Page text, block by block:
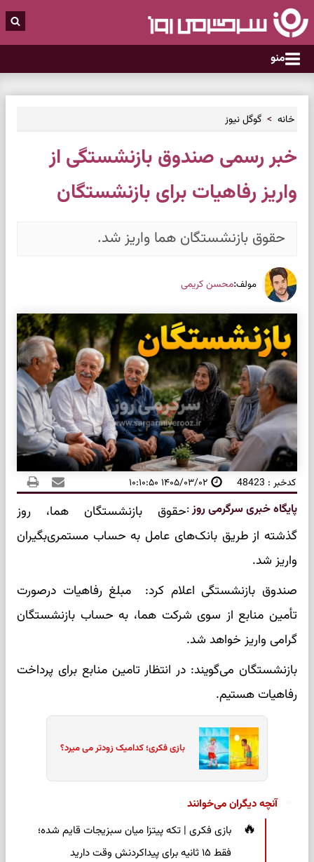
منو
خانه گوگل نیوز
خبر رسمی صندوق بازنشستگی از
واریز رفاهیات برای بازنشستگان
حقوق بازنشستگان هما واریز شد.
مولف:محسن کریمی
کدخبر : 48423 ۱۴۰۵/۰۳/۰۲ ۱۰:۱۰:۵۰
پایگاه خبری سرگرمی روز:حقوق بازنشستگان هما، روز
گذشته از طریق بانک‌های عامل به حساب مستمری‌بگیران
واریز شد.
صندوق بازنشستگی اعلام کرد: مبلغ رفاهیات درصورت
تأمین منابع از سوی شرکت هما، به حساب بازنشستگان
گرامی واریز خواهد شد.
بازنشستگان می‌گویند: در انتظار تامین منابع برای پرداخت
رفاهیات هستیم.
بازی فکری؛ کدامیک زودتر می میرد؟
آنچه دیگران می‌خوانند
بازی فکری | تکه پیتزا میان سبزیجات قایم شده؛
فقط ۱۵ ثانیه برای پیداکردنش وقت دارید